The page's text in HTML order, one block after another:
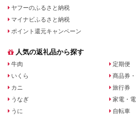
ヤフーのふるさと納税
マイナビふるさと納税
ポイント還元キャンペーン
人気の返礼品から探す
牛肉
いくら
カニ
うなぎ
うに
定期便
商品券
旅行券
家電・
自転車